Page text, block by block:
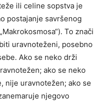
ili celine sopstva je
postajanje savršenog
To znači
uravnoteženi, posebno
Ako se neko drži
ako se neko
nije uravnotežen; ako se
njegovo